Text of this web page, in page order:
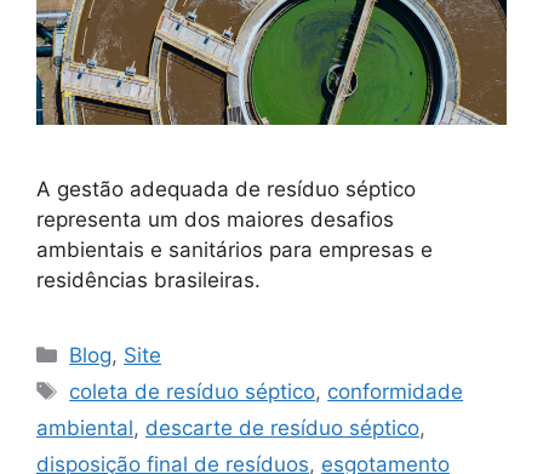
A gestão adequada de resíduo séptico
representa um dos maiores desafios
ambientais e sanitários para empresas e
residências brasileiras.
Blog, Site
coleta de resíduo séptico, conformidade
ambiental, descarte de resíduo séptico,
disposição final de resíduos, esgotamento